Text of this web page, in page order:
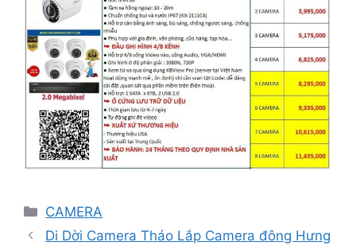
Danh
mục
CAMERA
Di Dời Camera Tháo Lắp Camera đông Hưng